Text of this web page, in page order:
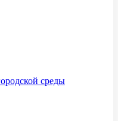
среды